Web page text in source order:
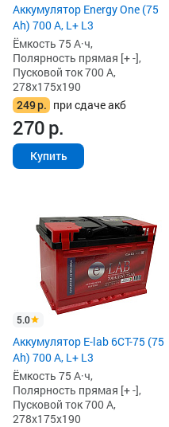
Аккумулятор Energy One (75
Ah) 700 А, L+ L3
Ёмкость 75 А·ч,
Полярность прямая [+ -],
Пусковой ток 700 А,
278x175x190
249р. при сдаче акб
270р.
Купить
5.0
Аккумулятор E-lab 6СТ-75 (75
Ah) 700 А, L+ L3
Ёмкость 75 А·ч,
Полярность прямая [+ -],
Пусковой ток 700 А,
278x175x190